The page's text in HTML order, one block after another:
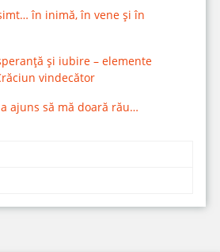
în inimă, în vene și în
și iubire – elemente
vindecător
ajuns să mă doară rău…